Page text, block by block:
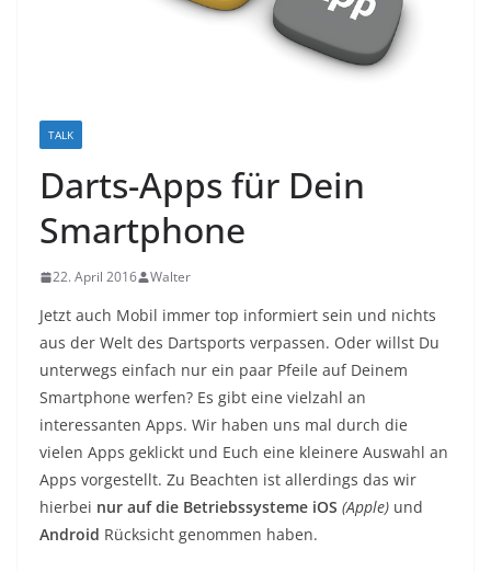
TALK
Darts-Apps für Dein
Smartphone
22. April 2016 Walter
Jetzt auch Mobil immer top informiert sein und nichts
aus der Welt des Dartsports verpassen. Oder willst Du
unterwegs einfach nur ein paar Pfeile auf Deinem
Smartphone werfen? Es gibt eine vielzahl an
interessanten Apps. Wir haben uns mal durch die
vielen Apps geklickt und Euch eine kleinere Auswahl an
Apps vorgestellt. Zu Beachten ist allerdings das wir
hierbei nur auf die Betriebssysteme iOS (Apple) und
Android Rücksicht genommen haben.